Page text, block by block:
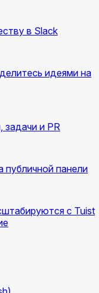
в Slack
идеями на
задачи и PR
панели
с Tuist